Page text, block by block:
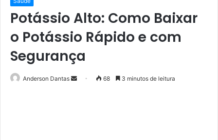
Potássio Alto: Como Baixar
o Potássio Rápido e com
Segurança
Anderson Dantas
Mande
68 3 minutos de leitura